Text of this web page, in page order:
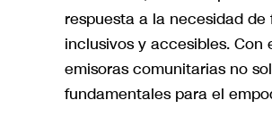
respuesta a la necesidad
inclusivos y accesibles.
emisoras comunitarias no
fundamentales para el